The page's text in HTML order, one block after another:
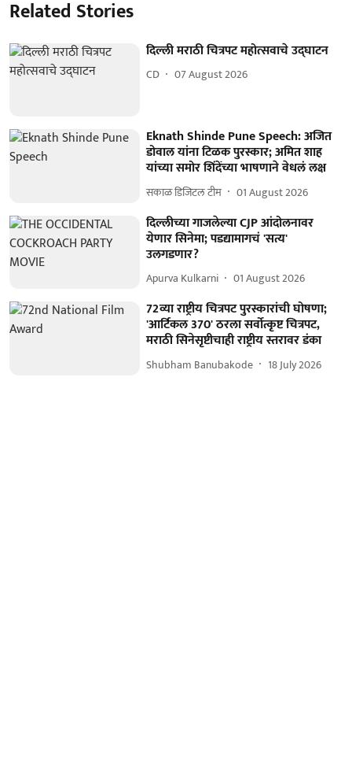
Related Stories
दिल्ली मराठी चित्रपट महोत्सवाचे उद्घाटन
CD 07 August 2026
Eknath Shinde Pune Speech: अजित
डोवाल यांना टिळक पुरस्कार; अमित शाह
यांच्या समोर शिंदेंच्या भाषणाने वेधलं लक्ष
सकाळ डिजिटल टीम 01 August 2026
दिल्लीच्या गाजलेल्या CJP आंदोलनावर
येणार सिनेमा; पडद्यामागचं 'सत्य'
उलगडणार?
Apurva Kulkarni 01 August 2026
72व्या राष्ट्रीय चित्रपट पुरस्कारांची घोषणा;
'आर्टिकल 370' ठरला सर्वोत्कृष्ट चित्रपट,
मराठी सिनेसृष्टीचाही राष्ट्रीय स्तरावर डंका
Shubham Banubakode 18 July 2026